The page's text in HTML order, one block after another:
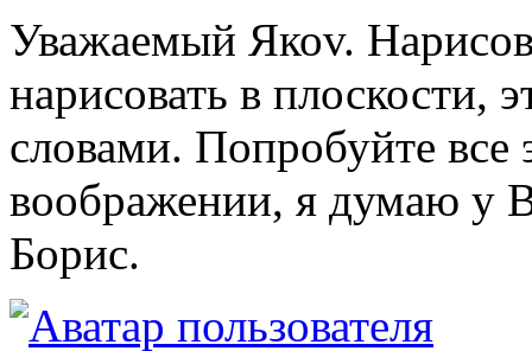
Уважаемый Якоv.
нарисовать в плоскости,
словами. Попробуйте все
воображении, я думаю у
Борис.